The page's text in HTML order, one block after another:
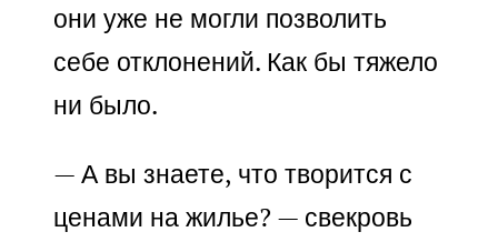
они уже не могли позволить
себе отклонений. Как бы тяжело
ни было.
— А вы знаете, что творится с
ценами на жилье? — свекровь